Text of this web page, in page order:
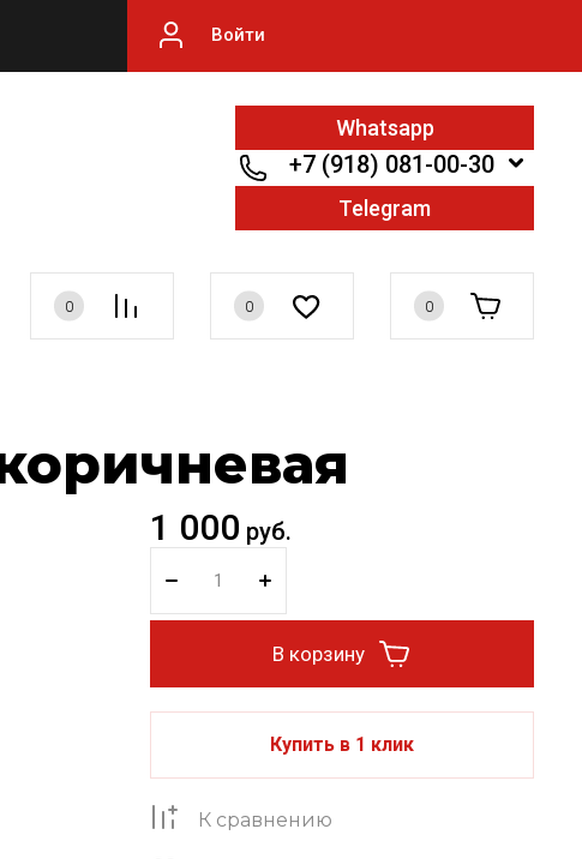
Войти
Whatsapp
+7 (918) 081-00-30
Telegram
0 0 0
1 000 руб.
В корзину
Купить в 1 клик
К сравнению